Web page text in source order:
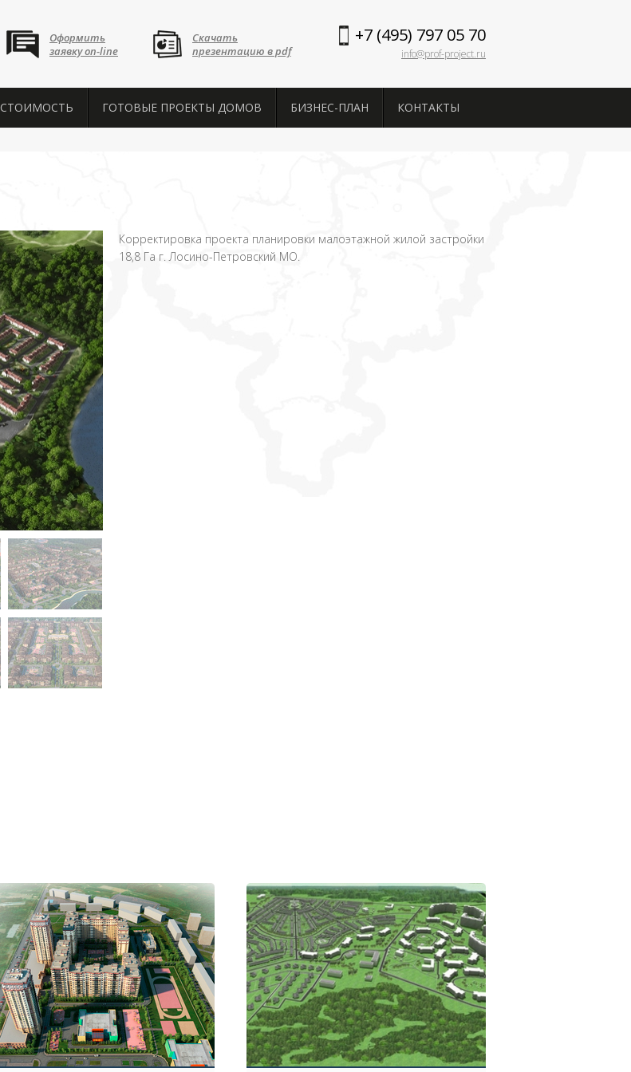
+7 (495) 797 05 70
info@prof-project.ru
Оформить
заявку on-line
Скачать
презентацию в pdf
СТОИМОСТЬ ГОТОВЫЕ ПРОЕКТЫ ДОМОВ БИЗНЕС-ПЛАН КОНТАКТЫ
Корректировка проекта планировки малоэтажной жилой застройки
18,8 Га г. Лосино-Петровский МО.